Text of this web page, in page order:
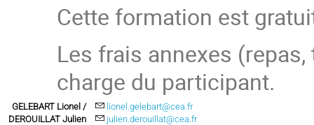
Cette formation est
Les frais annexes
charge du participant.
GELEBART Lionel /
DEROUILLAT Julien
lionel.gelebart@cea.fr
julien.derouillat@cea.fr